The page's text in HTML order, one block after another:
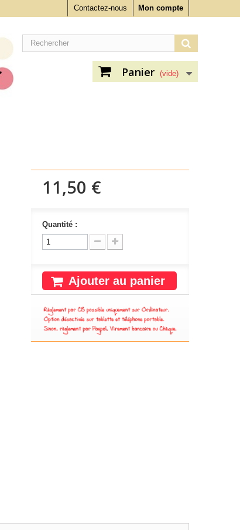
Mon compte
Contactez-nous
Panier (vide)
11,50 €
Quantité :
Ajouter au panier